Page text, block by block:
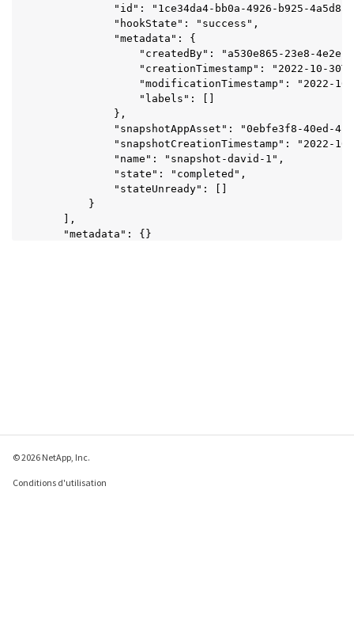
"id": "1ce34da4-bb0a-4926-b925-
            "hookState": "success",
            "metadata": {
"createdBy": "a530e865-23e8-4e2e-
"creationTimestamp": "2022-10-
"modificationTimestamp": "2022-
                "labels": []
            },
"snapshotAppAsset": "0ebfe3f8-40ed-
"snapshotCreationTimestamp": "2022-
            "name": "snapshot-david-1",
            "state": "completed",
            "stateUnready": []
        }
    ],
    "metadata": {}
© 2026 NetApp, Inc.
Conditions d'utilisation